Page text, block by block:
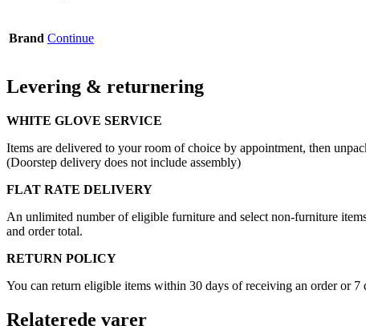
Brand Continue
Levering & returnering
WHITE GLOVE SERVICE
Items are delivered to your room of choice by appointment, then
(Doorstep delivery does not include assembly)
FLAT RATE DELIVERY
An unlimited number of eligible furniture and select non-furniture
and order total.
RETURN POLICY
You can return eligible items within 30 days of receiving an order or
Relaterede varer